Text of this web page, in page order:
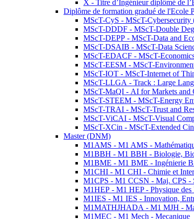
X - Titre d’Ingénieur diplômé de
Diplôme de formation gradué de l'Ecole
MScT-CyS - MScT-Cybersecurity
MScT-DDDF - MScT-Double
MScT-DEPP - MScT-Data and
MScT-DSAIB - MScT-Data
MScT-EDACF - MScT-
MScT-EESM - MScT-
MScT-IOT - MScT-Internet of
MScT-LLGA - Track : Large
MScT-MaQI - AI for Markets and
MScT-STEEM - MScT-Energy
MScT-TRAI - MScT-Trust and
MScT-ViCAI - MScT-Visual
MScT-XCin - MScT-Extended
Master (DNM)
M1AMS - M1 AMS -
M1BBH - M1 BBH - Biologie,
M1BME - M1 BME - Ingénierie
M1CHI - M1 CHI - Chimie et
M1CPS - M1 CCSN - Maj. CPS -
M1HEP - M1 HEP - Physique des
M1IES - M1 IES - Innovation,
M1MATHJHADA - M1 MJH -
M1MEC - M1 Mech - Mecanique